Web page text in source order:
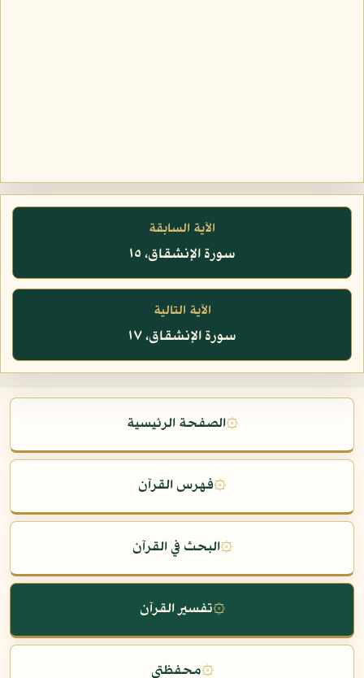
الآية السابقة
سورة الإنشقاق، ١٥
الآية التالية
سورة الإنشقاق، ١٧
۞الصفحة الرئيسية
۞فهرس القرآن
۞البحث في القرآن
۞تفسير القرآن
۞محفظتي